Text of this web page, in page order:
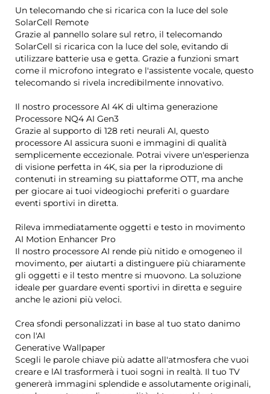
Un telecomando che si ricarica con la luce del sole
SolarCell Remote
Grazie al pannello solare sul retro, il telecomando
SolarCell si ricarica con la luce del sole, evitando di
utilizzare batterie usa e getta. Grazie a funzioni smart
come il microfono integrato e l'assistente vocale, questo
telecomando si rivela incredibilmente innovativo.
Il nostro processore AI 4K di ultima generazione
Processore NQ4 AI Gen3
Grazie al supporto di 128 reti neurali AI, questo
processore AI assicura suoni e immagini di qualità
semplicemente eccezionale. Potrai vivere un'esperienza
di visione perfetta in 4K, sia per la riproduzione di
contenuti in streaming su piattaforme OTT, ma anche
per giocare ai tuoi videogiochi preferiti o guardare
eventi sportivi in diretta.
Rileva immediatamente oggetti e testo in movimento
AI Motion Enhancer Pro
Il nostro processore AI rende più nitido e omogeneo il
movimento, per aiutarti a distinguere più chiaramente
gli oggetti e il testo mentre si muovono. La soluzione
ideale per guardare eventi sportivi in diretta e seguire
anche le azioni più veloci.
Crea sfondi personalizzati in base al tuo stato danimo
con l'AI
Generative Wallpaper
Scegli le parole chiave più adatte all'atmosfera che vuoi
creare e lAI trasformerà i tuoi sogni in realtà. Il tuo TV
genererà immagini splendide e assolutamente originali,